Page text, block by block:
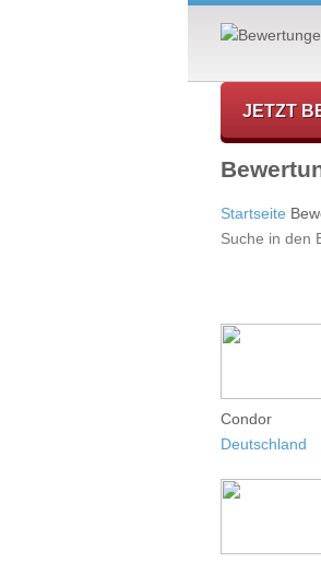
JETZT
Startseite
Condor
Deutschland